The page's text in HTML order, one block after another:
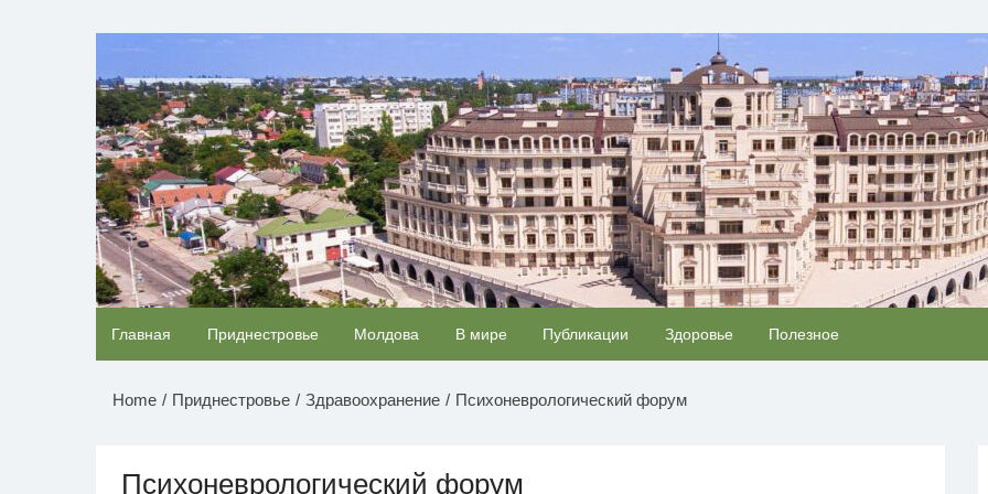
НОВОСТИ ПРИДНЕСТРОВЬЯ
Главная Приднестровье Молдова В мире Публикации Здоровье Полезное
Home Приднестровье Здравоохранение Психоневрологический форум
Психоневрологический форум
Королева вагона отожгла! Видео не оставит
равнодушным
Ржу не переставая, это видео пересмотришь не